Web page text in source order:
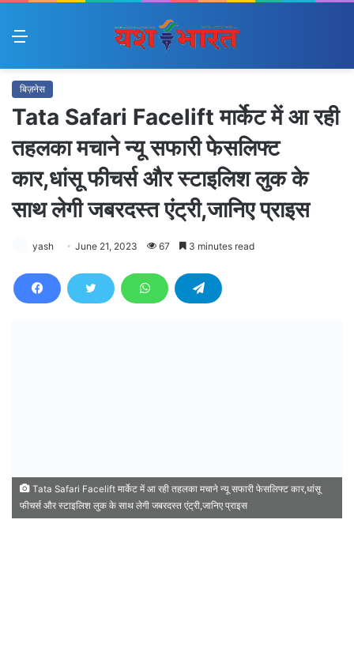
Menu
बिज़नेस
Tata Safari Facelift मार्केट में आ रही
तहलका मचाने न्यू सफारी फेसलिफ्ट
कार,धांसू फीचर्स और स्टाइलिश लुक के
साथ लेगी जबरदस्त एंट्री,जानिए प्राइस
yash June 21, 2023 67 3 minutes read
Tata Safari Facelift मार्केट में आ रही तहलका मचाने न्यू सफारी फेसलिफ्ट कार,धांसू
फीचर्स और स्टाइलिश लुक के साथ लेगी जबरदस्त एंट्री,जानिए प्राइस